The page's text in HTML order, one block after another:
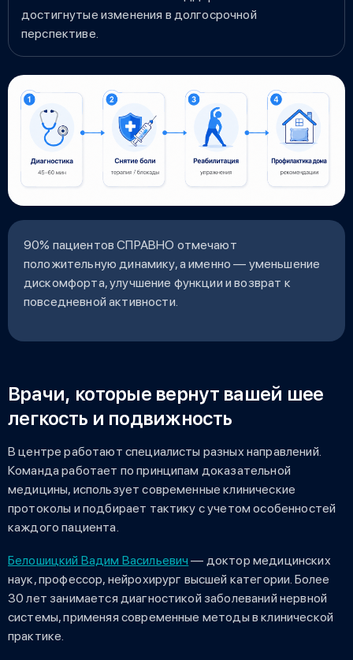
достигнутые изменения в долгосрочной
перспективе.
90% пациентов СПРАВНО отмечают
положительную динамику, а именно — уменьшение
дискомфорта, улучшение функции и возврат к
повседневной активности.
Врачи, которые вернут вашей шее
легкость и подвижность
В центре работают специалисты разных направлений.
Команда работает по принципам доказательной
медицины, использует современные клинические
протоколы и подбирает тактику с учетом особенностей
каждого пациента.
Белошицкий Вадим Васильевич — доктор медицинских
наук, профессор, нейрохирург высшей категории. Более
30 лет занимается диагностикой заболеваний нервной
системы, применяя современные методы в клинической
практике.